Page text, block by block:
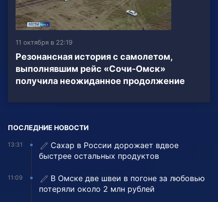
11 октября в 22:19
Резонансная история с самолетом,
выполнявшим рейс «Сочи-Омск»
получила неожиданное продолжение
ПОСЛЕДНИЕ НОВОСТИ
13:31
Сахар в России дорожает вдвое
быстрее остальных продуктов
11:09
В Омске две швеи в погоне за любовью
потеряли около 2 млн рублей